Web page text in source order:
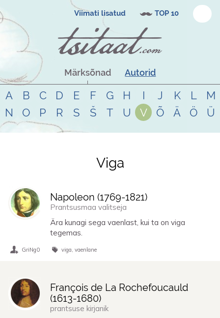
Viimati lisatud TOP 10
Märksõnad Autorid
A B C D E F G H I J K L
M
N
O P R S Š T U V Õ Ä Ö Ü
Tsitaadid teemal viga
Viga
Napoleon (1769-1821)
Prantsusmaa valitseja
Ära kunagi sega vaenlast, kui ta on viga
tegemas.
GriNg0 viga vaenlane
François de La Rochefoucauld
(1613-1680)
prantsuse kirjanik